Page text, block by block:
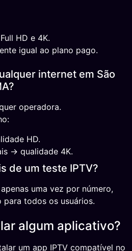
HD e 4K.
igual ao plano pago.
internet em São
operadora.
HD.
→ qualidade 4K.
de um teste IPTV?
uma vez por número,
todos os usuários.
algum aplicativo?
um app IPTV compatível no